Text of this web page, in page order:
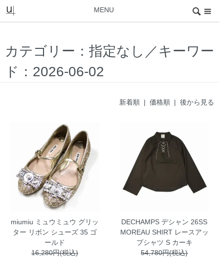
MENU
カテゴリー：指定なし／キーワー
ド：2026-06-02
新着順 | 価格順 | 後から見る
miumiu ミュウミュウ グリッ
ター リボン シューズ 35 ゴ
ールド
16,280円(税込)
DECHAMPS デシャン 26SS
MOREAU SHIRT レースアッ
プシャツ S カーキ
54,780円(税込)